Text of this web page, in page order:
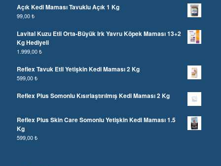
Açık Kedi Maması Tavuklu Açık 1 Kg
99,00₺
Lavital Kuzu Etli Orta-Büyük Irk Yavru Köpek Maması 13+2
Kg Hediyeli
1.999,00₺
Reflex Tavuk Etli Yetişkin Kedi Maması 2 Kg
599,00₺
Reflex Plus Somonlu Kısırlaştırılmış Kedi Maması 2 Kg
Reflex Plus Skin Care Somonlu Yetişkin Kedi Maması 1.5
Kg
599,00₺